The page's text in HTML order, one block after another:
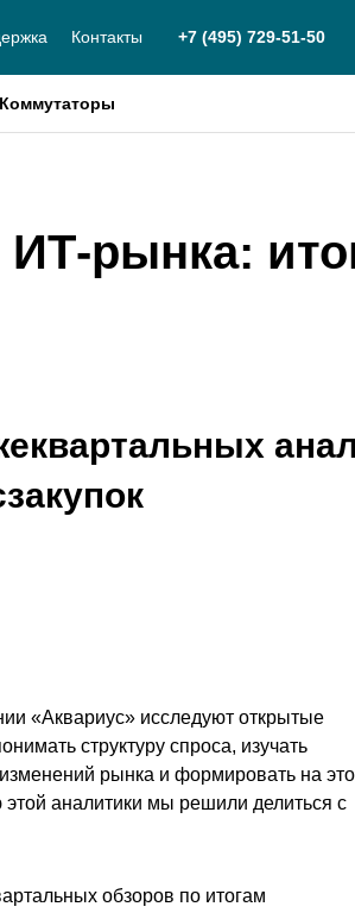
Контакты +7 (495) 729-51-50
Коммутаторы
ИТ-рынка:
«Аквариус» исследуют открытые
структуру спроса, изучать
рынка и формировать на
аналитики мы решили делиться с
обзоров по итогам